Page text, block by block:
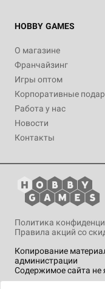
HOBBY GAMES
О магазине
Франчайзинг
Игры оптом
Корпоративные
Работа у нас
Новости
Контакты
Копирование
администрации
Содержимое сайта не
Политика
Правила акций со